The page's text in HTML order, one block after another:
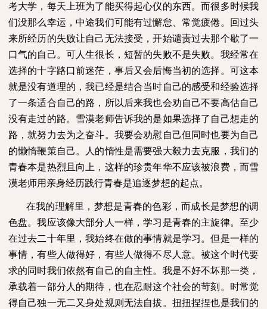
考大学，每天上班为了能买得起心仪的东西。而很多时候我
们没那么幸运，中途我们可能有过懈怠、常觉疲倦。回过头
来所经历的失败让自己无法接受，开始谴责过去那个歇了一
口气的自己。可人生很长，短暂的失败不是失败。我经常在
选择的十字路口前迷茫，事后又会后悔当初的选择。可这本
就是没有道理的，我已经是结合当时自己的感受和经验选择
了一条适合自己的路，所以后来我也会劝自己不要高估自己
没有走过的路。雪漠老师告诉我的是如果选择了自己想走的
路，就努力去为之奋斗。我要会劝慰自己但同时也要为自己
的懒惰鞭策自己。人的惰性是需要强大毅力去克服，我们的
青春本是热烈且向上，这样的珍贵年华不应该被浪费，而雪
漠老师用亲身经历践行青春是追逐梦想的起点。
在我的理解里，梦想是青春的色彩，而成长是梦想的调
色盘。我应该像大部分人一样，学习是青春的主旋律。至少
在过去二十年里，我始终在做的事情就是学习。但是一样的
事情，有些人做得好，有些人做得不尽人意。被这个时代要
求的同时我们依然有自己的自主性。我是不好不坏那一类，
承载着一部分人的期待，也在忍耐这个社会的苛刻。时常觉
得自己独一无二又身处规则无法自拔。扭扭捏捏也是我们的